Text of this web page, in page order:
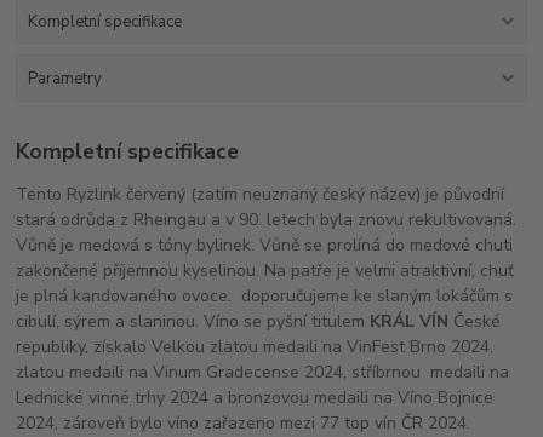
Kompletní specifikace
Parametry
Kompletní specifikace
Tento Ryzlink červený (zatím neuznaný český název) je původní
stará odrůda z Rheingau a v 90. letech byla znovu rekultivovaná.
Vůně je medová s tóny bylinek. Vůně se prolíná do medové chuti
zakončené příjemnou kyselinou. Na patře je velmi atraktivní, chuť
je plná kandovaného ovoce. doporučujeme ke slaným lokáčům s
cibulí, sýrem a slaninou. Víno se pyšní titulem KRÁL VÍN České
republiky, získalo Velkou zlatou medaili na VinFest Brno 2024,
zlatou medaili na Vinum Gradecense 2024, stříbrnou medaili na
Lednické vinné trhy 2024 a bronzovou medaili na Víno Bojnice
2024, zároveň bylo víno zařazeno mezi 77 top vín ČR 2024.